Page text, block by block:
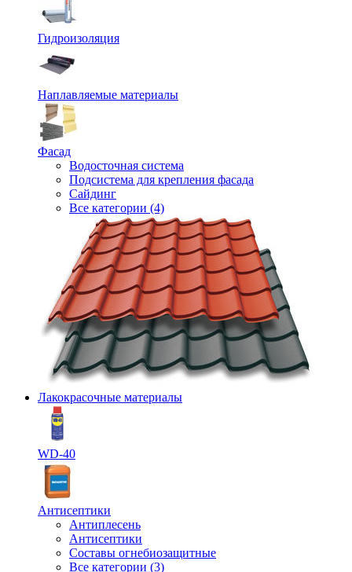
Гидроизоляция
Наплавляемые материалы
Фасад
Водосточная система
Подсистема для крепления фасада
Сайдинг
Все категории (4)
Лакокрасочные материалы
WD-40
Антисептики
Антиплесень
Антисептики
Составы огнебиозащитные
Все категории (3)